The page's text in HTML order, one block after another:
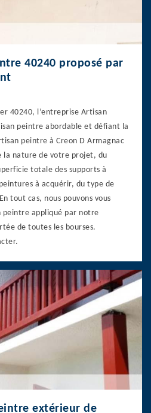
40240 proposé par
40240, l’entreprise Artisan
peintre abordable et défiant la
peintre à Creon D Armagnac
la nature de votre projet, du
totale des supports à
à acquérir, du type de
tout cas, nous pouvons vous
appliqué par notre
de toutes les bourses.
extérieur de